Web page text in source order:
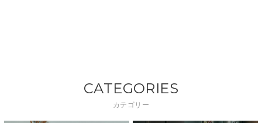
CATEGORIES
カテゴリー